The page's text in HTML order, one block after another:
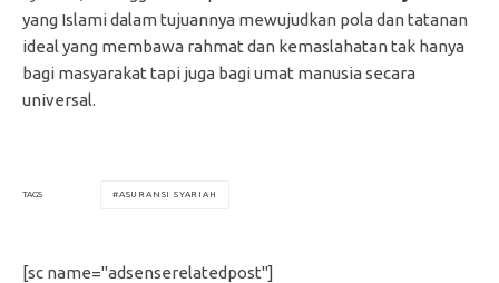
yang Islami dalam tujuannya mewujudkan pola dan tatanan
ideal yang membawa rahmat dan kemaslahatan tak hanya
bagi masyarakat tapi juga bagi umat manusia secara
universal.
TAGS ASURANSI SYARIAH
[sc name="adsenserelatedpost"]